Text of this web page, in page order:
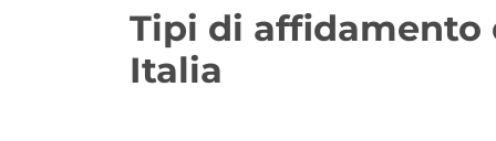
Tipi di
Italia